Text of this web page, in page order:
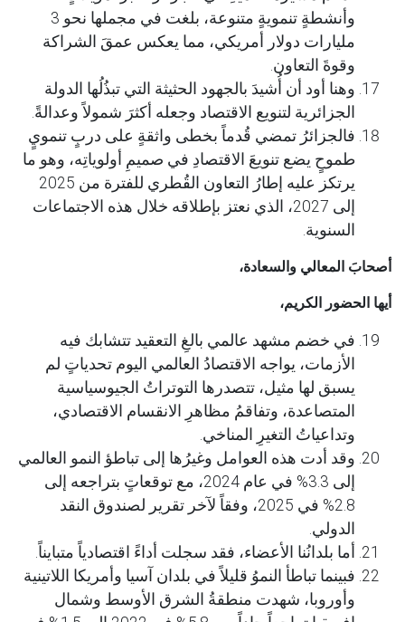
وأنشطةٍ تنمويةٍ متنوعة، بلغت في مجملها نحو 3
مليارات دولار أمريكي، مما يعكس عمقَ الشراكة
وقوةَ التعاون.
وهنا أود أن أُشيدَ بالجهود الحثيثة التي تبذُلُها الدولة
الجزائرية لتنويع الاقتصاد وجعله أكثرَ شمولاً وعدالةً.
فالجزائرُ تمضي قُدماً بخطى واثقةٍ على دربٍ تنمويٍ
طموحٍ يضع تنويعَ الاقتصادِ في صميمِ أولوياتِه، وهو ما
يرتكز عليه إطارُ التعاون القُطري للفترة من 2025
إلى 2027، الذي نعتز بإطلاقه خلال هذه الاجتماعات
السنوية.
أصحابَ المعالي والسعادة،
أيها الحضور الكريم،
في خضم مشهد عالمي بالغِ التعقيد تتشابك فيه
الأزمات، يواجه الاقتصادُ العالمي اليوم تحدياتٍ لم
يسبق لها مثيل، تتصدرها التوتراتُ الجيوسياسية
المتصاعدة، وتفاقمُ مظاهرِ الانقسام الاقتصادي،
وتداعياتُ التغيرِ المناخي.
وقد أدت هذه العوامل وغيرُها إلى تباطؤ النمو العالمي
إلى 3.3% في عام 2024، مع توقعاتٍ بتراجعه إلى
2.8% في 2025، وفقاً لآخر تقرير لصندوق النقد
الدولي.
أما بلدانُنا الأعضاء، فقد سجلت أداءً اقتصادياً متبايناً.
فبينما تباطأ النموُ قليلاً في بلدان آسيا وأمريكا اللاتينية
وأوروبا، شهدت منطقةُ الشرق الأوسط وشمال